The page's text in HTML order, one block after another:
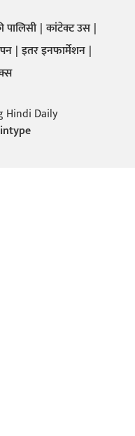
पालिसी कांटेक्ट उस
इतर इनफार्मेशन
Hindi Daily